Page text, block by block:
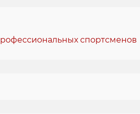
спортсменов